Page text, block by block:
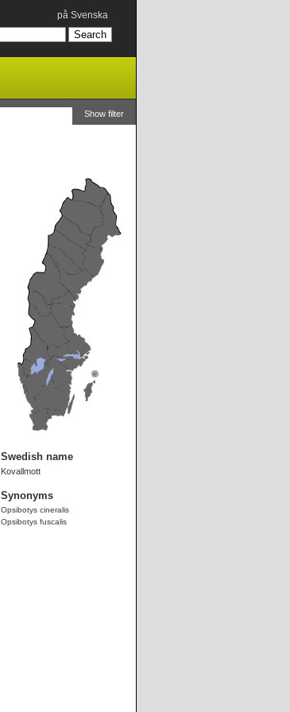
på Svenska
Show filter
Swedish name
Kovallmott
Synonyms
Opsibotys cineralis
Opsibotys fuscalis